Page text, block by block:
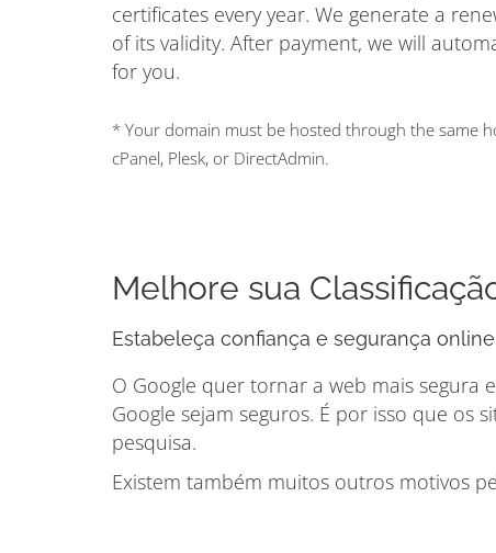
certificates every year. We generate a
of its validity. After payment, we will
for you.
* Your domain must be hosted through the same
cPanel, Plesk, or DirectAdmin.
Melhore sua
Estabeleça confiança e segurança
O Google quer tornar a web mais segura
Google sejam seguros. É por isso que os
pesquisa.
Existem também muitos outros motivos